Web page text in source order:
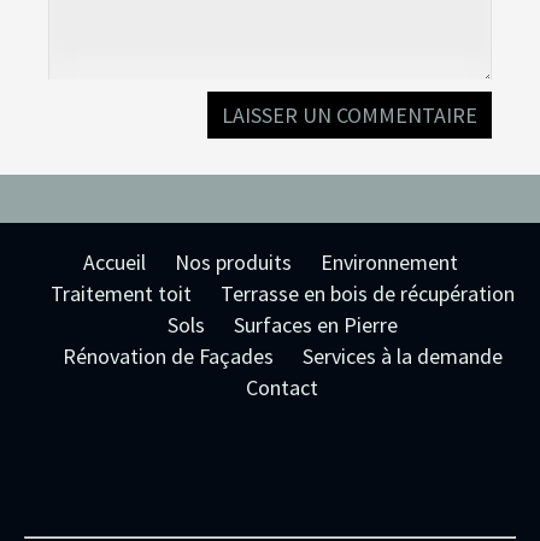
Accueil Nos produits
Environnement
Traitement toit
Terrasse en bois de récupération
Sols
Surfaces en Pierre
Rénovation de Façades
Services à la demande
Contact